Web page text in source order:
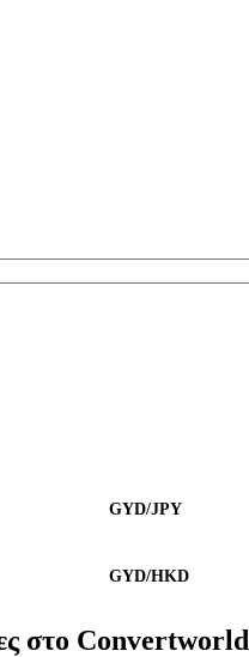
GYD/JPY
GYD/HKD
στο Convertworld